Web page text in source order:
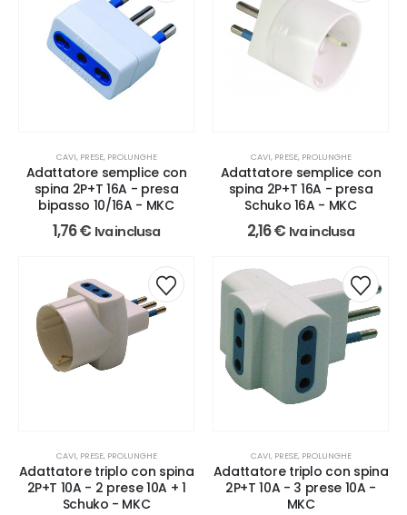
CAVI, PRESE, PROLUNGHE
Adattatore semplice con
spina 2P+T 16A - presa
bipasso 10/16A - MKC
1,76€ Iva inclusa
CAVI, PRESE, PROLUNGHE
Adattatore semplice con
spina 2P+T 16A - presa
Schuko 16A - MKC
2,16€ Iva inclusa
CAVI, PRESE, PROLUNGHE
Adattatore triplo con spina
2P+T 10A - 2 prese 10A + 1
Schuko - MKC
CAVI, PRESE, PROLUNGHE
Adattatore triplo con spina
2P+T 10A - 3 prese 10A -
MKC